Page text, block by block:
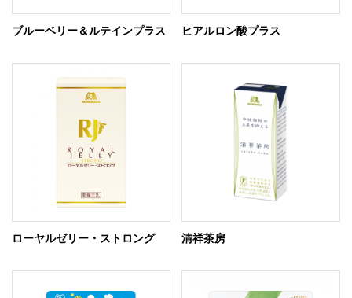
ブルーベリー＆ルテインプラス ヒアルロン酸プラス
ローヤルゼリー・ストロング 清祥茶房